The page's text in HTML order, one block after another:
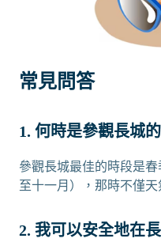
常見問答
1. 何時是參觀長城
參觀長城最佳的時段是
至十一月），那時不僅
2. 我可以安全地在